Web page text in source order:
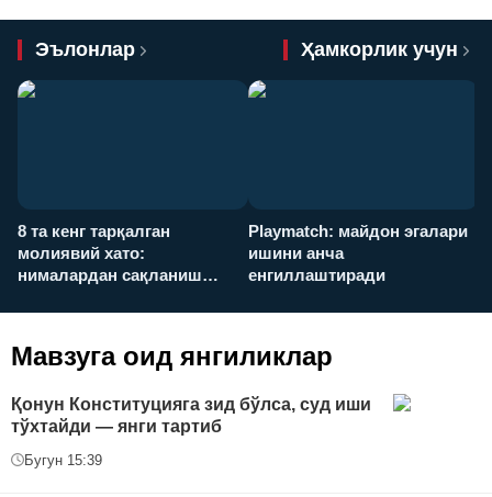
Эълонлар Ҳамкорлик учун
8 та кенг тарқалган
молиявий хато:
нималардан сақланиш
Playmatch: майдон эгалари
ишини анча
енгиллаштиради
Мавзуга оид янгиликлар
Қонун Конституцияга зид бўлса, суд иши
тўхтайди — янги тартиб
Бугун 15:39